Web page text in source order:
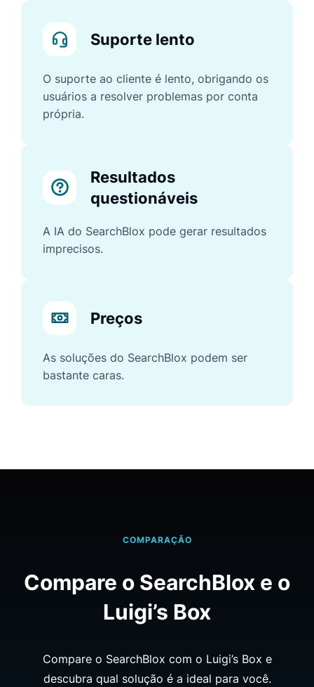
Suporte lento
O suporte ao cliente é lento, obrigando os
usuários a resolver problemas por conta
própria.
Resultados
questionáveis
A IA do SearchBlox pode gerar resultados
imprecisos.
Preços
As soluções do SearchBlox podem ser
bastante caras.
COMPARAÇÃO
Compare o SearchBlox e o
Luigi’s Box
Compare o SearchBlox com o Luigi’s Box e
descubra qual solução é a ideal para você.